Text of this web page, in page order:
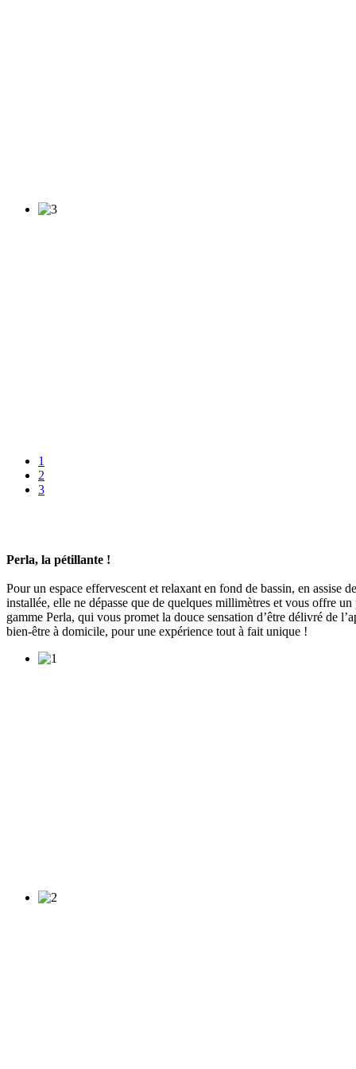
1
2
3
Perla, la pétillante !
Pour un espace effervescent et relaxant en fond de bassin, en assise
installée, elle ne dépasse que de quelques millimètres et vous offre
gamme Perla, qui vous promet la douce sensation d’être délivré de
bien-être à domicile, pour une expérience tout à fait unique !